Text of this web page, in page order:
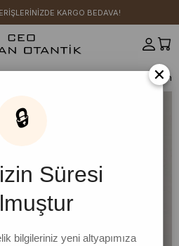
KARGO BEDAVA!
Krem Keten
×
🔒
Süresi
bilgileriniz yeni altyapımıza